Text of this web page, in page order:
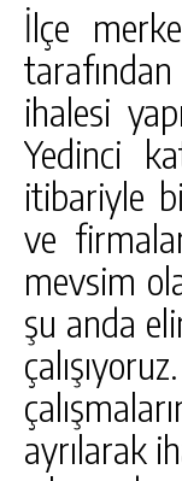
İlçe
ihalesi
Yedinci
itibariyle
ve
mevsim
şu anda
ayrılarak